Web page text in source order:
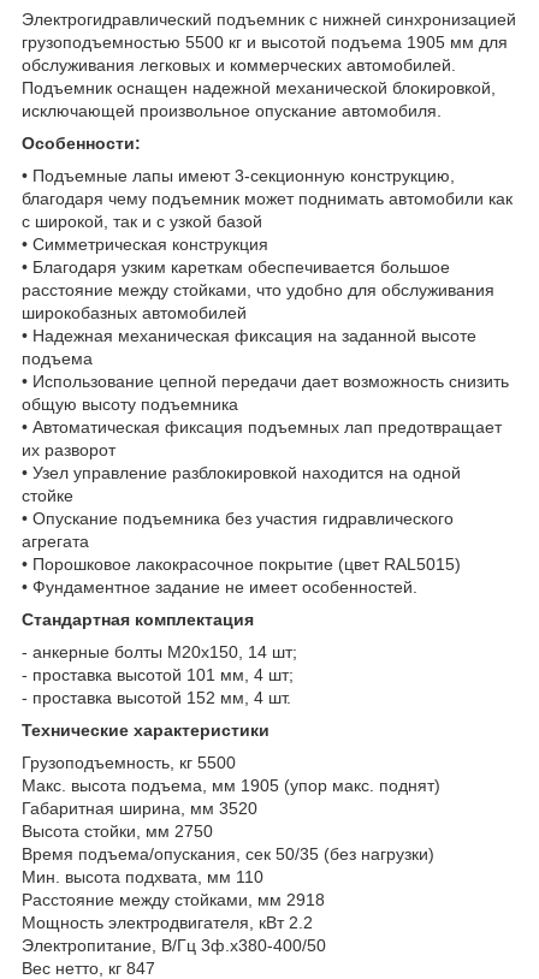
Электрогидравлический подъемник с нижней синхронизацией
грузоподъемностью 5500 кг и высотой подъема 1905 мм для
обслуживания легковых и коммерческих автомобилей.
Подъемник оснащен надежной механической блокировкой,
исключающей произвольное опускание автомобиля.
Особенности:
• Подъемные лапы имеют 3-секционную конструкцию,
благодаря чему подъемник может поднимать автомобили как
с широкой, так и с узкой базой
• Симметрическая конструкция
• Благодаря узким кареткам обеспечивается большое
расстояние между стойками, что удобно для обслуживания
широкобазных автомобилей
• Надежная механическая фиксация на заданной высоте
подъема
• Использование цепной передачи дает возможность снизить
общую высоту подъемника
• Автоматическая фиксация подъемных лап предотвращает
их разворот
• Узел управление разблокировкой находится на одной
стойке
• Опускание подъемника без участия гидравлического
агрегата
• Порошковое лакокрасочное покрытие (цвет RAL5015)
• Фундаментное задание не имеет особенностей.
Стандартная комплектация
- анкерные болты М20х150, 14 шт;
- проставка высотой 101 мм, 4 шт;
- проставка высотой 152 мм, 4 шт.
Технические характеристики
Грузоподъемность, кг 5500
Макс. высота подъема, мм 1905 (упор макс. поднят)
Габаритная ширина, мм 3520
Высота стойки, мм 2750
Время подъема/опускания, сек 50/35 (без нагрузки)
Мин. высота подхвата, мм 110
Расстояние между стойками, мм 2918
Мощность электродвигателя, кВт 2.2
Электропитание, В/Гц 3ф.х380-400/50
Вес нетто, кг 847